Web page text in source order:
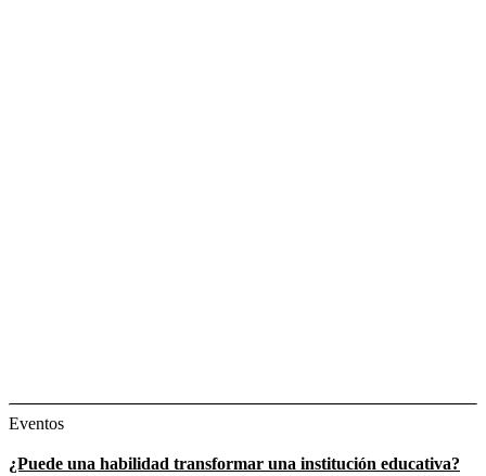
Eventos
¿Puede una habilidad transformar una institución educativa?